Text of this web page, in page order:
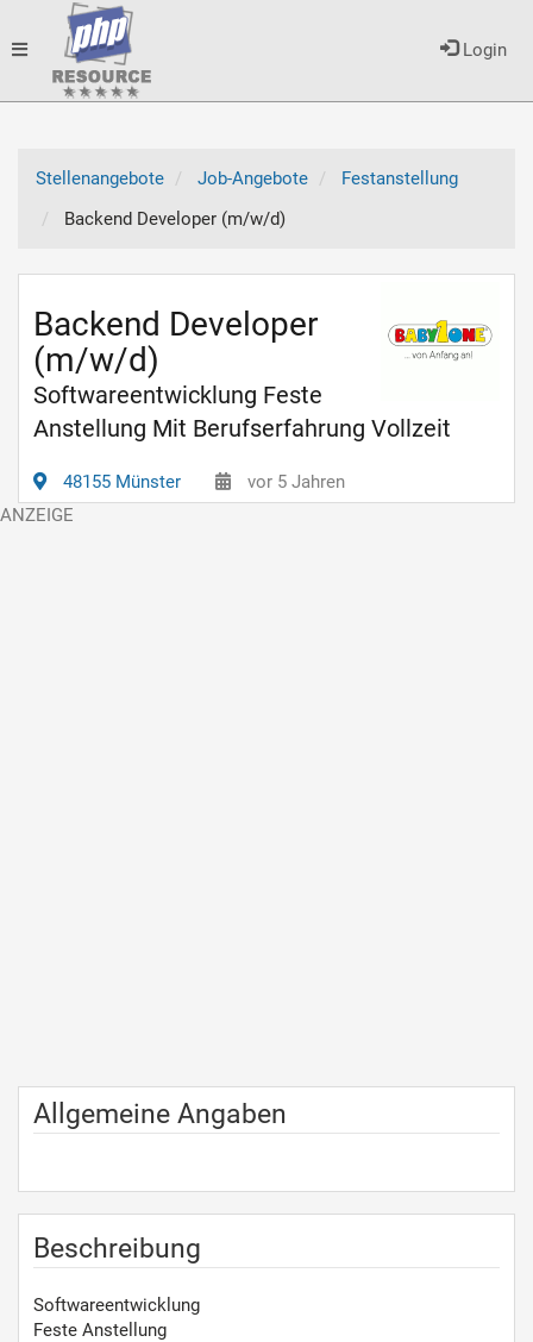
Login
Toggle
Stellenangebote
Job-Angebote
Festanstellung
Backend Developer (m/w/d)
Backend Developer
(m/w/d)
Softwareentwicklung Feste
Anstellung Mit Berufserfahrung Vollzeit
48155 Münster vor 5 Jahren
Allgemeine Angaben
Beschreibung
Softwareentwicklung
Feste Anstellung